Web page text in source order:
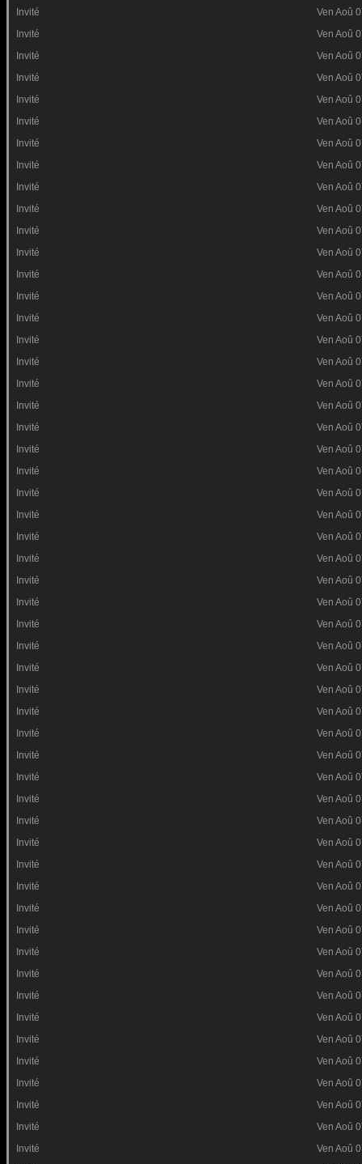
Invité
Ven Aoû
Invité
Ven Aoû
Invité
Ven Aoû
Invité
Ven Aoû
Invité
Ven Aoû
Invité
Ven Aoû
Invité
Ven Aoû
Invité
Ven Aoû
Invité
Ven Aoû
Invité
Ven Aoû
Invité
Ven Aoû
Invité
Ven Aoû
Invité
Ven Aoû
Invité
Ven Aoû
Invité
Ven Aoû
Invité
Ven Aoû
Invité
Ven Aoû
Invité
Ven Aoû
Invité
Ven Aoû
Invité
Ven Aoû
Invité
Ven Aoû
Invité
Ven Aoû
Invité
Ven Aoû
Invité
Ven Aoû
Invité
Ven Aoû
Invité
Ven Aoû
Invité
Ven Aoû
Invité
Ven Aoû
Invité
Ven Aoû
Invité
Ven Aoû
Invité
Ven Aoû
Invité
Ven Aoû
Invité
Ven Aoû
Invité
Ven Aoû
Invité
Ven Aoû
Invité
Ven Aoû
Invité
Ven Aoû
Invité
Ven Aoû
Invité
Ven Aoû
Invité
Ven Aoû
Invité
Ven Aoû
Invité
Ven Aoû
Invité
Ven Aoû
Invité
Ven Aoû
Invité
Ven Aoû
Invité
Ven Aoû
Invité
Ven Aoû
Invité
Ven Aoû
Invité
Ven Aoû
Invité
Ven Aoû
Invité
Ven Aoû
Invité
Ven Aoû
Invité
Ven Aoû